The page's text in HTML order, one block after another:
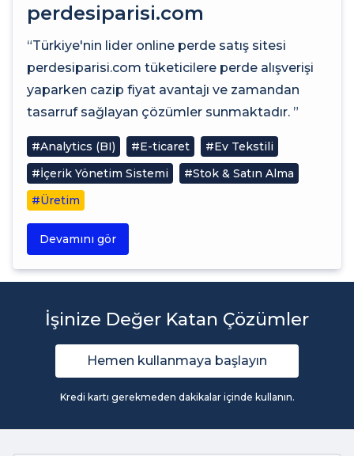
perdesiparisi.com
“Türkiye'nin lider online perde satış sitesi
perdesiparisi.com tüketicilere perde alışverişi
yaparken cazip fiyat avantajı ve zamandan
tasarruf sağlayan çözümler sunmaktadır. ”
#Analytics (BI) #E-ticaret
#Ev Tekstili
#İçerik Yönetim Sistemi
#Stok & Satın Alma
#Üretim
Devamını gör
İşinize Değer Katan Çözümler
Hemen kullanmaya başlayın
Kredi kartı gerekmeden dakikalar içinde kullanın.